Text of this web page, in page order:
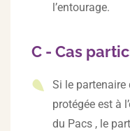
l’entourage.
C - Cas
Si le partenaire
protégée est à
du Pacs , le